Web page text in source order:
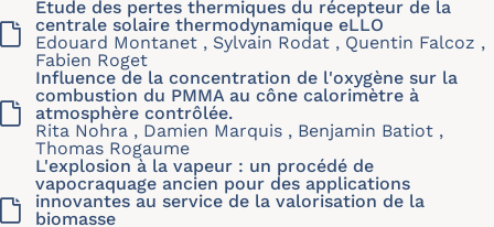
Etude des pertes thermiques du récepteur de la
centrale solaire thermodynamique eLLO
Edouard Montanet , Sylvain Rodat , Quentin Falcoz ,
Fabien Roget
Influence de la concentration de l'oxygène sur la
combustion du PMMA au cône calorimètre à
atmosphère contrôlée.
Rita Nohra , Damien Marquis , Benjamin Batiot ,
Thomas Rogaume
L'explosion à la vapeur : un procédé de
vapocraquage ancien pour des applications
innovantes au service de la valorisation de la
biomasse